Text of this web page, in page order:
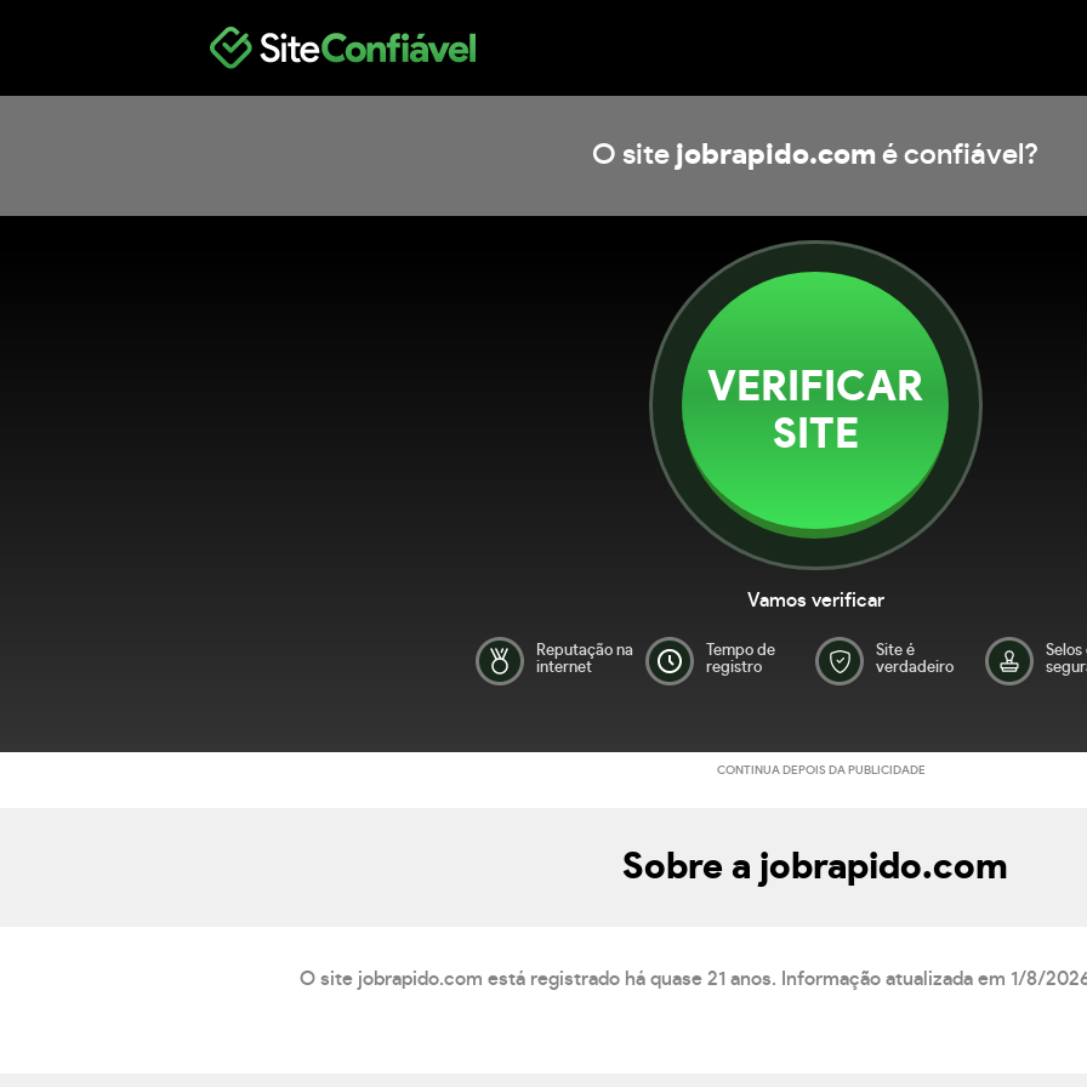
O site jobrapido.com é confiável?
VERIFICAR
SITE
Vamos verificar
Reputação na
internet
Tempo de
registro
Site é
verdadeiro
Selos
CONTINUA DEPOIS DA PUBLICIDADE
Sobre a jobrapido.com
O site jobrapido.com está registrado há quase 21 anos. Informação atualizada em 1/8/